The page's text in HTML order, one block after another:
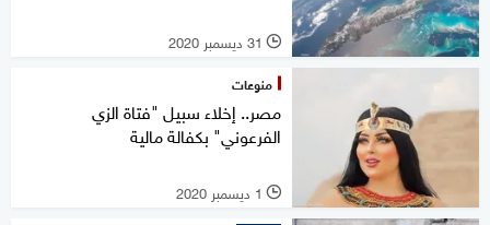
l 31 ديسمبر 2020
منوعات
مصر.. إخلاء سبيل "فتاة الزي
الفرعوني" بكفالة مالية
l 1 ديسمبر 2020